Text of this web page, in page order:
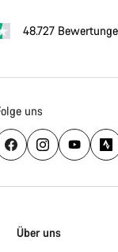
48.727
uns
Homepage
Über uns